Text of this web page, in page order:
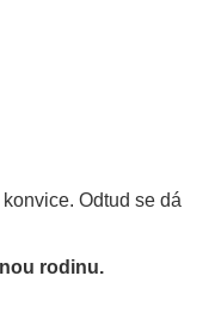
Odtud se dá
rodinu.